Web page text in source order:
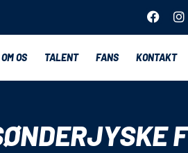
OM OS TALENT FANS KONTAKT